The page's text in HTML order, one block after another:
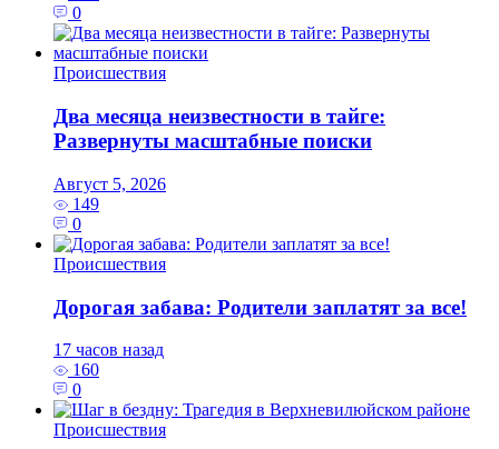
0
Происшествия
Два месяца неизвестности в тайге:
Развернуты масштабные поиски
Август 5, 2026
149
0
Происшествия
Дорогая забава: Родители заплатят за все!
17 часов назад
160
0
Происшествия